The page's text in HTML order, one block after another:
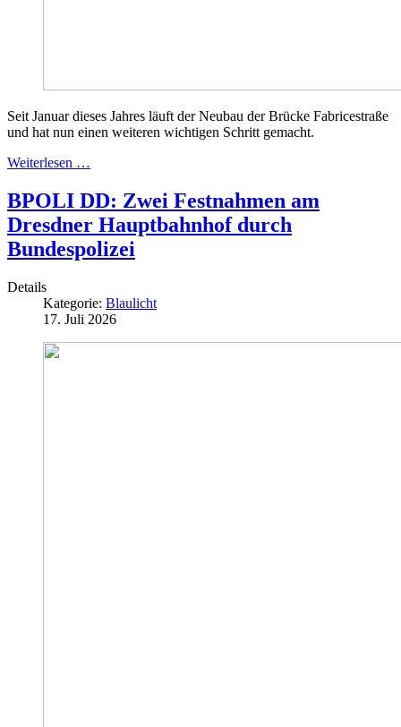
Seit Januar dieses Jahres läuft der Neubau der Brücke Fabricestraße
und hat nun einen weiteren wichtigen Schritt gemacht.
Weiterlesen …
BPOLI DD: Zwei Festnahmen am
Dresdner Hauptbahnhof durch
Bundespolizei
Details
Kategorie: Blaulicht
17. Juli 2026